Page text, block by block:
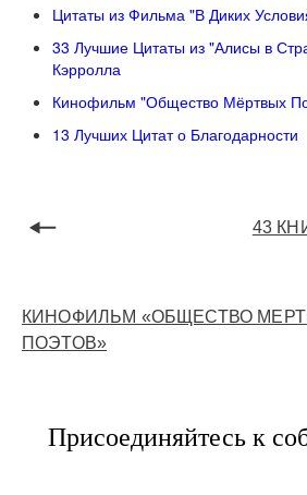
Цитаты из Фильма "В Диких
33 Лучшие Цитаты из "Алисы в
Кэрролла
Кинофильм "Общество Мёртвых
13 Лучших Цитат о Благодарности
43
КИНОФИЛЬМ «ОБЩЕСТВО
ПОЭТОВ»
Присоединяйтесь к